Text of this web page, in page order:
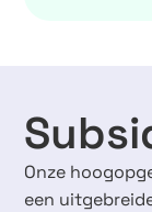
Onze
een